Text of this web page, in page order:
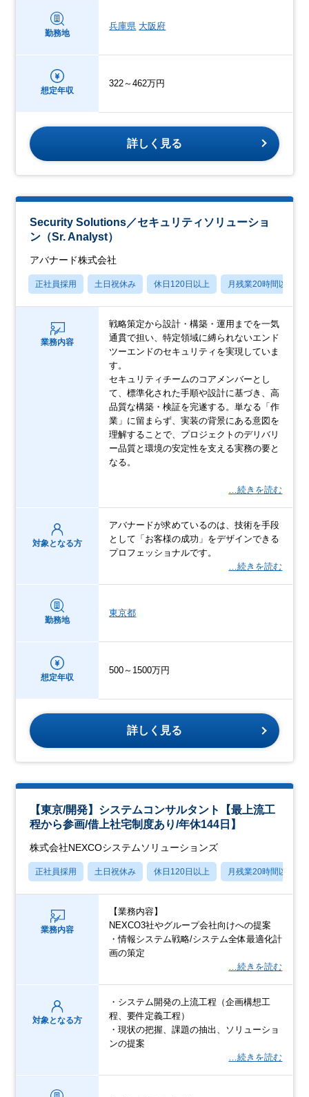
勤務地
兵庫県 大阪府
想定年収
322～462万円
詳しく見る
Security Solutions／セキュリティソリューショ
ン（Sr. Analyst）
アバナード株式会社
正社員採用 土日祝休み 休日120日以上 月残業20時間以内
業務内容
戦略策定から設計・構築・運用までを一気
通貫で担い、特定領域に縛られないエンド
ツーエンドのセキュリティを実現していま
す。
セキュリティチームのコアメンバーとし
て、標準化された手順や設計に基づき、高
品質な構築・検証を完遂する。単なる「作
業」に留まらず、実装の背景にある意図を
理解することで、プロジェクトのデリバリ
ー品質と環境の安定性を支える実務の要と
なる。
…続きを読む
対象となる方
アバナードが求めているのは、技術を手段
として「お客様の成功」をデザインできる
プロフェッショナルです。
…続きを読む
勤務地
東京都
想定年収
500～1500万円
詳しく見る
【東京/開発】システムコンサルタント【最上流工
程から参画/借上社宅制度あり/年休144日】
株式会社NEXCOシステムソリューションズ
正社員採用 土日祝休み 休日120日以上 月残業20時間以内
業務内容
【業務内容】
NEXCO3社やグループ会社向けへの提案
・情報システム戦略/システム全体最適化計
画の策定
…続きを読む
対象となる方
・システム開発の上流工程（企画構想工
程、要件定義工程）
・現状の把握、課題の抽出、ソリューショ
ンの提案
…続きを読む